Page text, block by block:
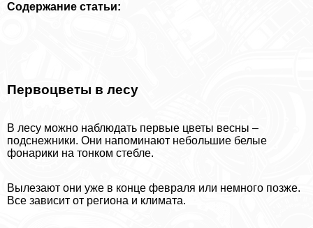
Содержание статьи:
Первоцветы в лесу
В лесу можно наблюдать первые цветы весны –
подснежники. Они напоминают небольшие белые
фонарики на тонком стeбле.
Вылезают они уже в конце февраля или немного позже.
Все зависит от региона и климата.